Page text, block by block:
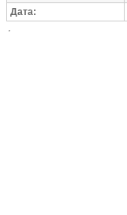
Дата: